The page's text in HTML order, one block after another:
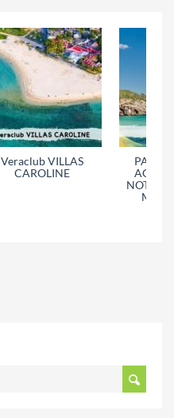
Veraclub VILLAS
CAROLINE
NOTTI –